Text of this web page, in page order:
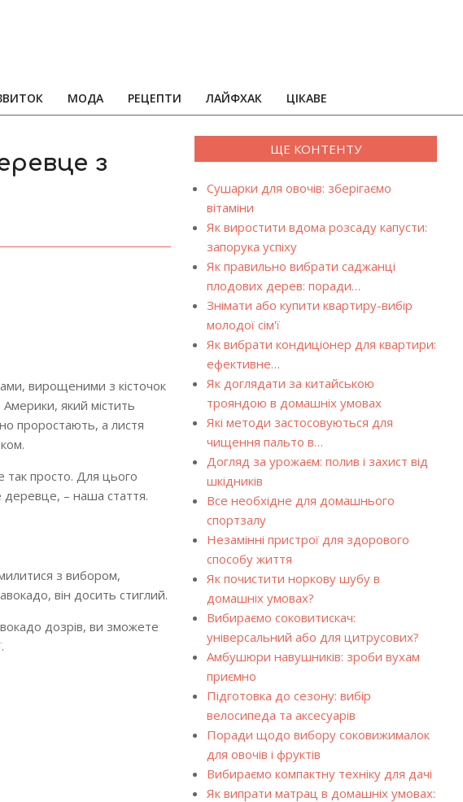
МОДА РЕЦЕПТИ ЛАЙФХАК ЦІКАВЕ
з
вирощеними з кісточок
який містить
проростають, а листя
просто. Для цього
деревце, – наша стаття.
з вибором,
він досить стиглий.
дозрів, ви зможете
ЩЕ КОНТЕНТУ
Сушарки для овочів: зберігаємо
вітаміни
Як виростити вдома розсаду капусти:
запорука успіху
Як правильно вибрати саджанці
плодових дерев: поради…
Знімати або купити квартиру-вибір
молодої сім'ї
Як вибрати кондиціонер для квартири:
ефективне…
Як доглядати за китайською
трояндою в домашніх умовах
Які методи застосовуються для
чищення пальто в…
Догляд за урожаєм: полив і захист від
шкідників
Все необхідне для домашнього
спортзалу
Незамінні пристрої для здорового
способу життя
Як почистити норкову шубу в
домашніх умовах?
Вибираємо соковитискач:
універсальний або для цитрусових?
Амбушюри навушників: зроби вухам
приємно
Підготовка до сезону: вибір
велосипеда та аксесуарів
Поради щодо вибору соковижималок
для овочів і фруктів
Вибираємо компактну техніку для дачі
Як випрати матрац в домашніх умовах: